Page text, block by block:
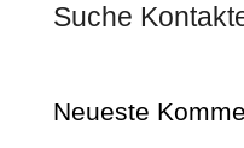
Suche
Neueste